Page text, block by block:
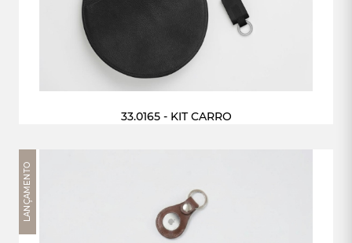
33.0165 - KIT CARRO
LANÇAMENTO